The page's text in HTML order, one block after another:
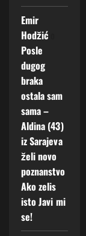
Emir
Hodžić
Posle
dugog
braka
ostala sam
sama –
Aldina (43)
iz Sarajeva
želi novo
poznanstvo
Ako zelis
isto Javi mi
se!